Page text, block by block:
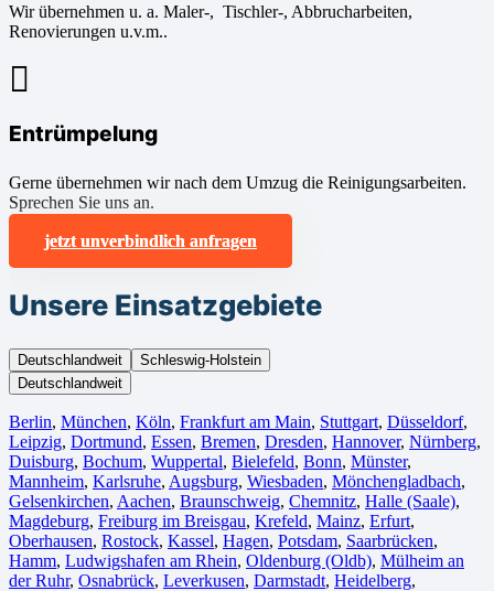
Wir übernehmen u. a. Maler-, Tischler-, Abbrucharbeiten,
Renovierungen u.v.m..
Entrümpelung
Gerne übernehmen wir nach dem Umzug die Reinigungsarbeiten.
Sprechen Sie uns an.
jetzt unverbindlich anfragen
Unsere Einsatzgebiete
Deutschlandweit
Schleswig-Holstein
Deutschlandweit
Berlin⁠, München, Köln⁠, Frankfurt am Main, Stuttgart, Düsseldorf,
Leipzig, Dortmund, Essen, Bremen, Dresden, Hannover, Nürnberg,
Duisburg⁠, Bochum, Wuppertal⁠, Bielefeld⁠, Bonn⁠, Münster⁠,
Mannheim, Karlsruhe, Augsburg, Wiesbaden⁠, Mönchengladbach⁠,
Gelsenkirchen⁠, Aachen⁠, Braunschweig, Chemnitz⁠, Halle (Saale)⁠,
Magdeburg, Freiburg im Breisgau⁠, Krefeld⁠, Mainz⁠, Erfurt,
Oberhausen⁠, Rostock⁠, Kassel⁠, Hagen, Potsdam, Saarbrücken⁠,
Hamm, Ludwigshafen am Rhein⁠, Oldenburg (Oldb), Mülheim an
der Ruhr, Osnabrück⁠, Leverkusen, Darmstadt⁠, Heidelberg,